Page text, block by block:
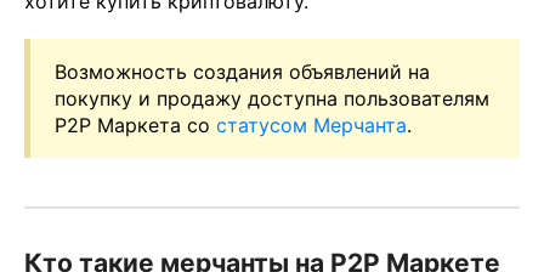
Возможность создания объявлений на
покупку и продажу доступна пользователям
P2P Маркета со статусом Мерчанта.
Кто такие мерчанты на P2P Маркете